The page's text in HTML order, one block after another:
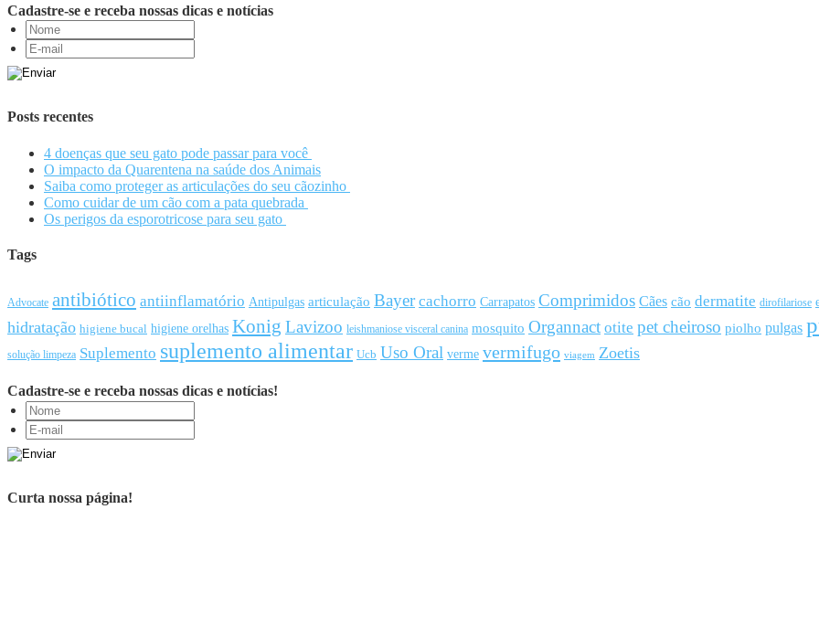
Cadastre-se e receba nossas dicas e notícias
Posts recentes
4 doenças que seu gato pode passar para você
O impacto da Quarentena na saúde dos Animais
Saiba como proteger as articulações do seu cãozinho
Como cuidar de um cão com a pata quebrada
Os perigos da esporotricose para seu gato
Tags
Advocate antibiótico antiinflamatório Antipulgas articulação Bayer cachorro Carrapatos Comprimidos Cães cão dermatite dirofilariose
hidratação higiene bucal higiene orelhas Konig Lavizoo leishmaniose visceral canina mosquito Organnact otite pet cheiroso piolho pulgas
solução limpeza Suplemento suplemento alimentar Ucb Uso Oral verme vermifugo viagem Zoetis
Cadastre-se e receba nossas dicas e notícias!
Curta nossa página!